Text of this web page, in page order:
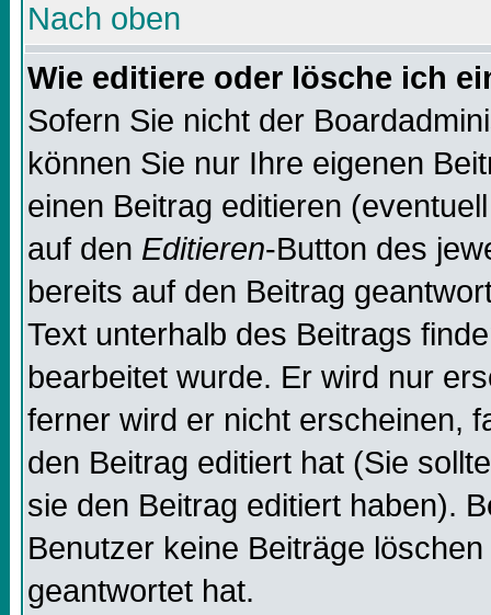
Nach oben
Wie editiere oder lösche ich
Sofern Sie nicht der
können Sie nur Ihre eigenen
einen Beitrag editieren
auf den Editieren-Button des
bereits auf den Beitrag
Text unterhalb des Beitrags
bearbeitet wurde. Er wird nur
ferner wird er nicht erscheinen,
den Beitrag editiert hat (Sie
sie den Beitrag editiert haben).
Benutzer keine Beiträge
geantwortet hat.